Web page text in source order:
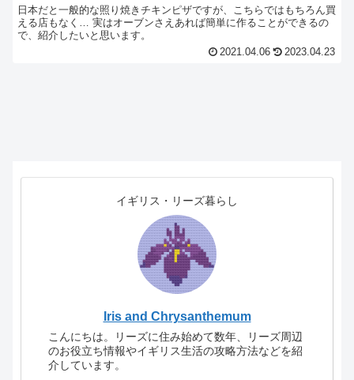
日本だと一般的な照り焼きチキンピザですが、こちらではもちろん買
える店もなく… 実はオーブンさえあれば簡単に作ることができるの
で、紹介したいと思います。
2021.04.06 2023.04.23
イギリス・リーズ暮らし
Iris and Chrysanthemum
こんにちは。リーズに住み始めて数年、リーズ周辺
のお役立ち情報やイギリス生活の攻略方法などを紹
介しています。